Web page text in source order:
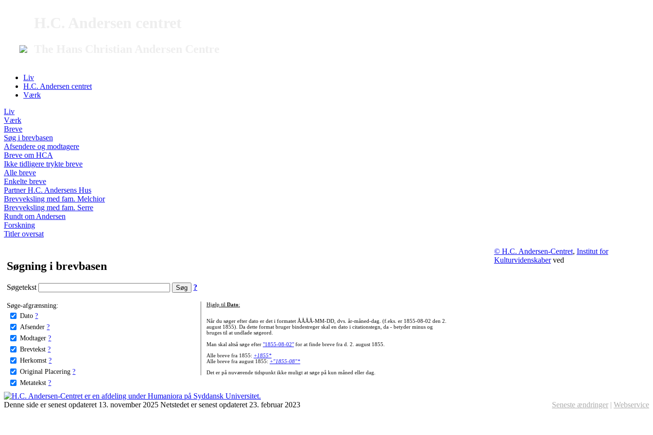
Liv
H.C. Andersen centret
Værk
Liv
Værk
Breve
Søg i brevbasen
Afsendere og modtagere
Breve om HCA
Ikke tidligere trykte breve
Alle breve
Enkelte breve
Partner H.C. Andersens Hus
Brevveksling med fam. Melchior
Brevveksling med fam. Serre
Rundt om Andersen
Forskning
Titler oversat
Søgning i brevbasen
Søgetekst ?
Søge-afgrænsning:
Dato ?
Afsender ?
Modtager ?
Brevtekst ?
Herkomst ?
Original Placering ?
Metatekst ?
Hjælp til Dato:
Når du søger efter dato er det i formatet ÅÅÅÅ-MM-DD, dvs. år-måned-dag. (f.eks. er 1855-08-02 den 2.
august 1855). Da dette format bruger bindestreger skal en dato i citationstegn, da - betyder minus og
bruges til at undlade søgeord.
Man skal altså søge efter "1855-08-02"for at finde breve fra d. 2. august 1855.
Alle breve fra 1855: +1855*
Alle breve fra august 1855: +"1855-08"*
Det er på nuværende tidspunkt ikke muligt at søge på kun måned eller dag.
© H.C. Andersen-Centret, Institut for
Kulturvidenskaberved
Denne side er senest opdateret 13. november 2025 Netstedet er senest opdateret 23. februar 2023 Seneste ændringer | Webservice